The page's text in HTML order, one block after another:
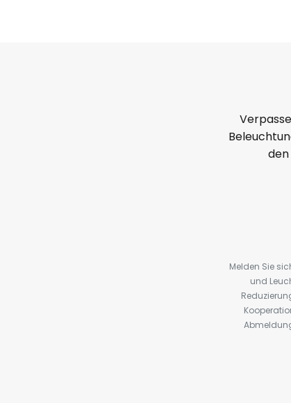
Melden Sie
und